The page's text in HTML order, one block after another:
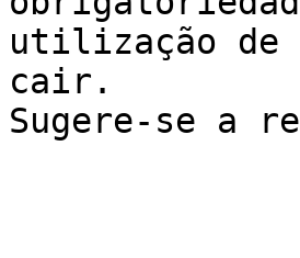
utilização de
cair.
Sugere-se a